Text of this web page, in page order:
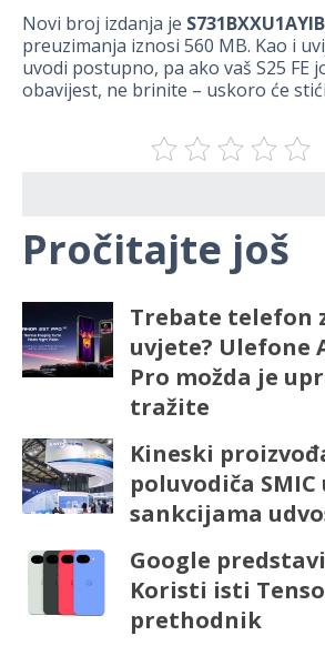
Novi broj izdanja je S731BXXU1AYIB
preuzimanja iznosi 560 MB. Kao i
uvodi postupno, pa ako vaš S25 FE
obavijest, ne brinite – uskoro će
Pročitajte još
Trebate telefon
uvjete? Ulefone
Pro možda je
tražite
Kineski
poluvodiča
sankcijama
Google
Koristi isti
prethodnik